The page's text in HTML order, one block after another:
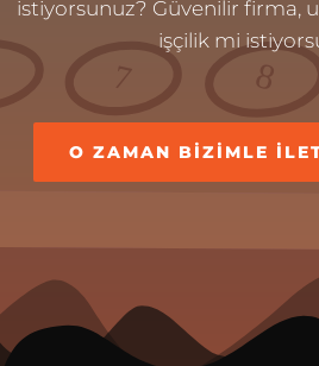
istiyorsunuz? Güvenilir firma,
işçilik mi
O ZAMAN BIZIMLE